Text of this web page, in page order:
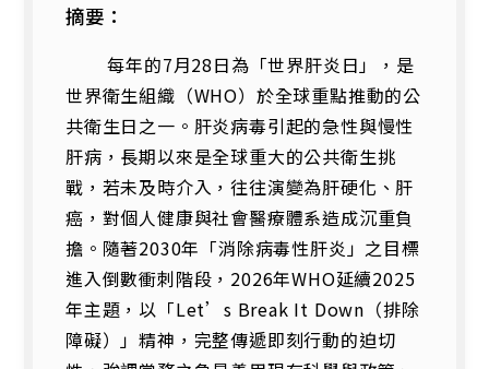
摘要：
每年的7月28日為「世界肝炎日」，是
世界衛生組織（WHO）於全球重點推動的公
共衛生日之一。肝炎病毒引起的急性與慢性
肝病，長期以來是全球重大的公共衛生挑
戰，若未及時介入，往往演變為肝硬化、肝
癌，對個人健康與社會醫療體系造成沉重負
擔。隨著2030年「消除病毒性肝炎」之目標
進入倒數衝刺階段，2026年WHO延續2025
年主題，以「Let’s Break It Down（排除
障礙）」精神，完整傳遞即刻行動的迫切